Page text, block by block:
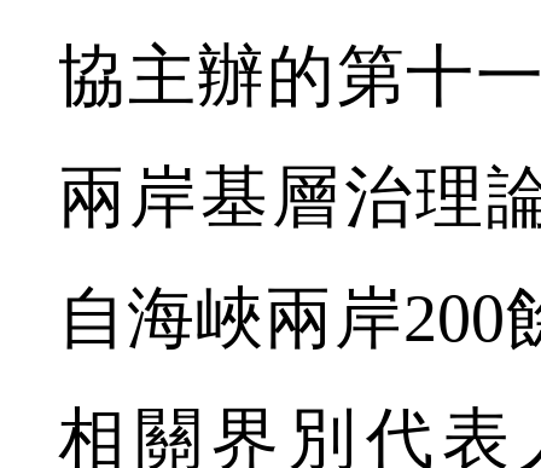
協主辦的第十
兩岸基層治理
自海峽兩岸
相關界別代表